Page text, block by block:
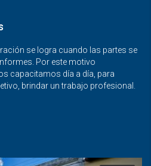
se logra cuando las partes se
Por este motivo
capacitamos día a día, para
brindar un trabajo profesional.